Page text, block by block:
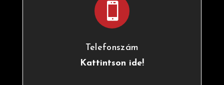

Telefonszám
Kattintson ide!